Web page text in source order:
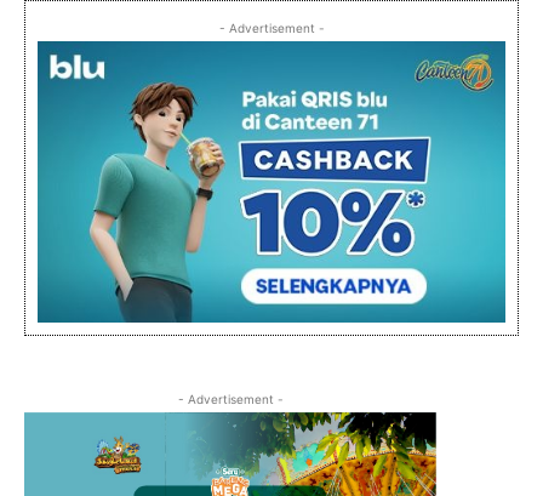
- Advertisement -
- Advertisement -